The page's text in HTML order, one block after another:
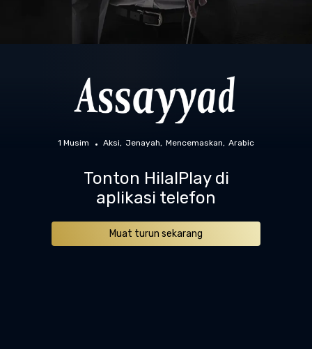
1 Musim Aksi Jenayah Mencemaskan Arabic
Tonton HilalPlay di
aplikasi telefon
Muat turun sekarang